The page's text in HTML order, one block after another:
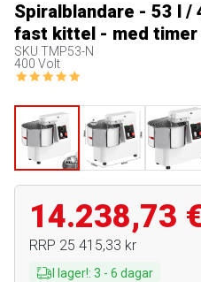
Spiralblandare - 53 l /
fast kittel - med
SKU TMP53-N
400 Volt
14.238,73
RRP 25 415,33 kr
I lager!: 3 - 6 dagar